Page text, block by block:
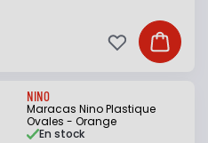
Ajouter
Ajouter à ma
NINO
Maracas Nino Plastique
Ovales - Orange
En stock